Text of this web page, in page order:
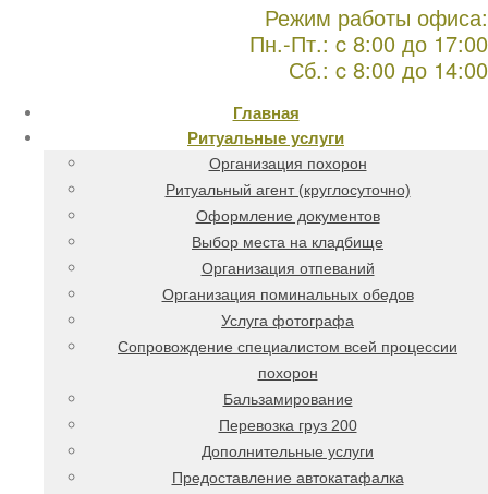
Режим работы офиса:
Пн.-Пт.: c 8:00 до 17:00
Сб.: c 8:00 до 14:00
Главная
Ритуальные услуги
Организация похорон
Ритуальный агент (круглосуточно)
Оформление документов
Выбор места на кладбище
Организация отпеваний
Организация поминальных обедов
Услуга фотографа
Сопровождение специалистом всей процессии
похорон
Бальзамирование
Перевозка груз 200
Дополнительные услуги
Предоставление автокатафалка